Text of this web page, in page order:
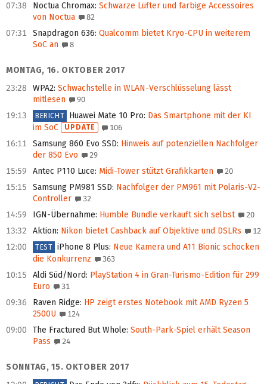
07:38 Noctua Chromax: Schwarze Lüfter und farbige Accessoires
von Noctua
82
07:31 Snapdragon 636: Qualcomm bietet Kryo-CPU in weiterem
SoC an
8
MONTAG, 16. OKTOBER 2017
23:28
WPA2: Schwachstelle in WLAN-Verschlüsselung lässt
mitlesen
90
19:13 BERICHT Huawei Mate 10 Pro: Das Smartphone mit der KI
im SoC
UPDATE 106
16:11 Samsung 860 Evo SSD: Hinweis auf potenziellen Nachfolger
der 850 Evo
29
15:59 Antec P110 Luce: Midi-Tower stützt Grafikkarten 20
15:15 Samsung PM981 SSD: Nachfolger der PM961 mit Polaris-V2-
Controller
32
14:59 IGN-Übernahme: Humble Bundle verkauft sich selbst 20
13:32 Aktion: Nikon bietet Cashback auf Objektive und DSLRs 12
12:00 TEST iPhone 8 Plus: Neue Kamera und A11 Bionic schocken
die Konkurrenz
363
10:15 Aldi Süd/Nord: PlayStation 4 in Gran-Turismo-Edition für 299
Euro
31
09:36 Raven Ridge: HP zeigt erstes Notebook mit AMD Ryzen 5
2500U
124
09:00 The Fractured But Whole: South-Park-Spiel erhält Season
Pass
24
SONNTAG, 15. OKTOBER 2017